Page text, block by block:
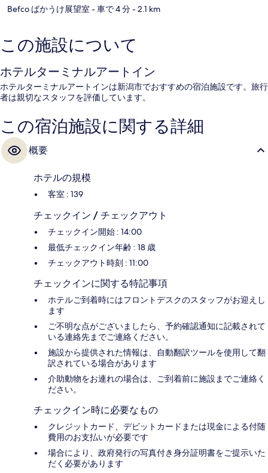
Befco ばかうけ展望室 - 車で 4 分- 2.1 km
この施設について
ホテルターミナルアートイン
ホテルターミナルアートインは新潟市でおすすめの宿泊施設です。旅行
者は親切なスタッフを評価しています。
この宿泊施設に関する詳細
概要
ホテルの規模
客室 : 139
チェックイン / チェックアウト
チェックイン開始 : 14:00
最低チェックイン年齢 : 18 歳
チェックアウト時刻 : 11:00
チェックインに関する特記事項
ホテルご到着時にはフロントデスクのスタッフがお迎えし
ます
ご不明な点がございましたら、予約確認通知に記載されて
いる連絡先までご連絡ください。
施設から提供された情報は、自動翻訳ツールを使用して翻
訳されている場合があります
介助動物をお連れの場合は、ご到着前に施設までご連絡く
ださい。
チェックイン時に必要なもの
クレジットカード、デビットカードまたは現金による付随
費用のお支払いが必要です
場合により、政府発行の写真付き身分証明書をご提示いた
だく必要があります